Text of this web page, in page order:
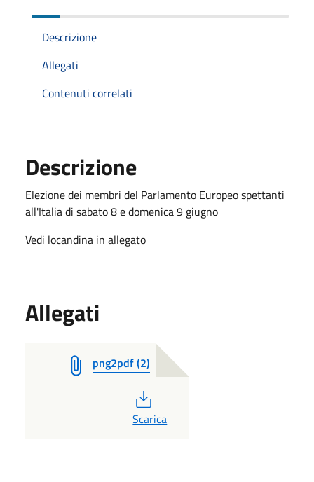
Descrizione
Allegati
Contenuti correlati
Descrizione
Elezione dei membri del Parlamento Europeo spettanti
all'Italia di sabato 8 e domenica 9 giugno
Vedi locandina in allegato
Allegati
png2pdf (2)
PDF
Scarica